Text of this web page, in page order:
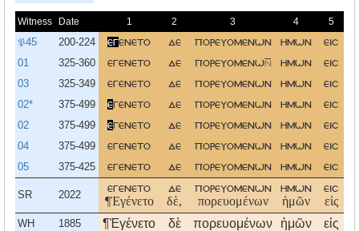
Witness Date 1 2 3 4 5
𝔓45 200-224 εγενετο δε πορευομενων ημων εισ
01 325-360 εγενετο δε πορευομενω ημων εισ
03 325-349 εγενετο δε πορευομενων ημων εισ
02* 375-499 εγενετο δε πορευομενων ημων εισ
02 375-499 εγενετο δε πορευομενων ημων εισ
04 375-499 εγενετο δε πορευομενων ημων εισ
05 375-425 εγενετο δε πορευομενων ημων εισ
SR 2022
εγενετο
¶Ἐγένετο
δε
δὲ,
πορευομενων
πορευομένων
ημων
ἡμῶν
εισ
εἰς
WH 1885 ¶Ἐγένετο δὲ πορευομένων ἡμῶν εἰς